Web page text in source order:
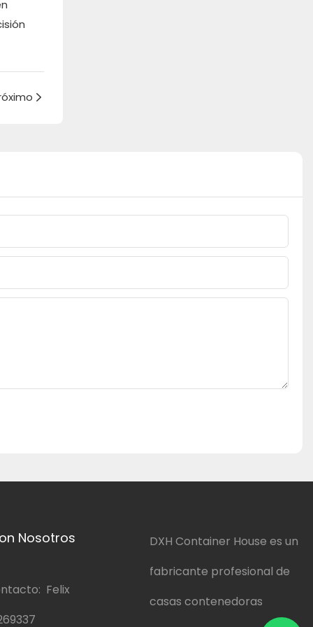
Nosotros
Felix
DXH Container House es un
fabricante profesional de
casas contenedoras